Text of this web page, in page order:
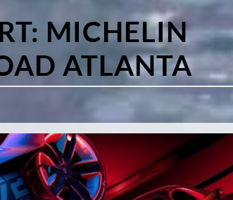
MICHELIN
ATLANTA